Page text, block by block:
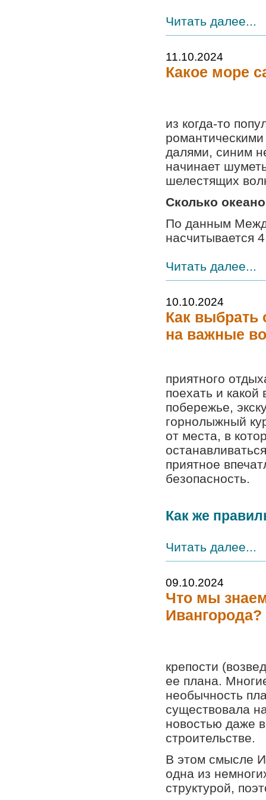
Читать далее...
11.10.2024
Какое море
из когда-то
далями, синим
начинает
шелестящих
Сколько
По данным
насчитывается
Читать далее...
10.10.2024
Как выбрать
на важные
приятного
поехать и
побережье,
горнолыжный
от места, в
приятное
безопасность.
Как же
Читать далее...
09.10.2024
Что мы
Ивангорода?
крепости
ее плана.
необычность
существовала
новостью даже
строительстве.
В этом смысле
одна из
структурой,